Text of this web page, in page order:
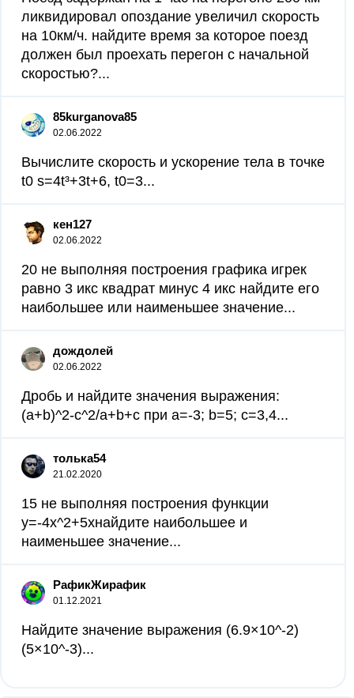
ликвидировал опоздание увеличил скорость
на 10км/ч. найдите время за которое поезд
должен был проехать перегон с начальной
скоростью?...
85kurganova85
02.06.2022
Вычислите скорость и ускорение тела в точке
t0 s=4t³+3t+6, t0=3...
кен127
02.06.2022
20 не выполняя построения графика игрек
равно 3 икс квадрат минус 4 икс найдите его
наибольшее или наименьшее значение...
дождолей
02.06.2022
Дробь и найдите значения выражения:
(a+b)^2-c^2/a+b+c при a=-3; b=5; c=3,4...
толька54
21.02.2020
15 не выполняя построения функции
y=-4x^2+5xнайдите наибольшее и
наименьшее значение...
РафикЖирафик
01.12.2021
Найдите значение выражения (6.9×10^-2)
(5×10^-3)...